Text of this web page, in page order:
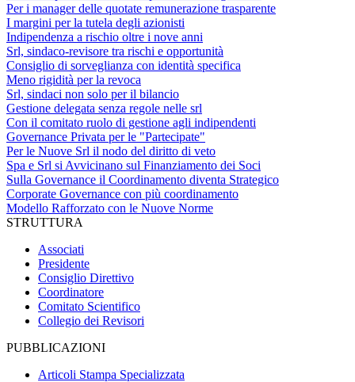
Per i manager delle quotate remunerazione trasparente
I margini per la tutela degli azionisti
Indipendenza a rischio oltre i nove anni
Srl, sindaco-revisore tra rischi e opportunità
Consiglio di sorveglianza con identità specifica
Meno rigidità per la revoca
Srl, sindaci non solo per il bilancio
Gestione delegata senza regole nelle srl
Con il comitato ruolo di gestione agli indipendenti
Governance Privata per le "Partecipate"
Per le Nuove Srl il nodo del diritto di veto
Spa e Srl si Avvicinano sul Finanziamento dei Soci
Sulla Governance il Coordinamento diventa Strategico
Corporate Governance con più coordinamento
Modello Rafforzato con le Nuove Norme
STRUTTURA
Associati
Presidente
Consiglio Direttivo
Coordinatore
Comitato Scientifico
Collegio dei Revisori
PUBBLICAZIONI
Articoli Stampa Specializzata